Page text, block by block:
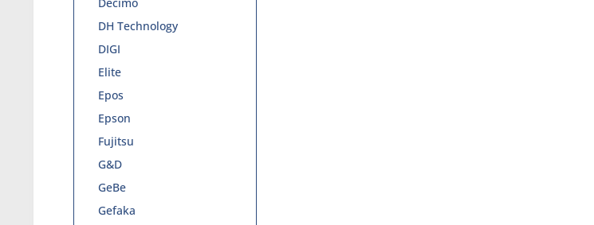
DH Technology
DIGI
Elite
Epos
Epson
Fujitsu
G&D
GeBe
Gefaka